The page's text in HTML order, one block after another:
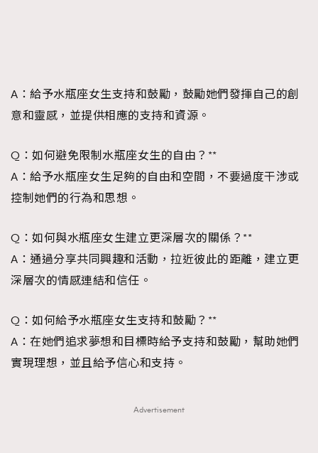
A：給予水瓶座女生支持和鼓勵，鼓勵她們發揮自己的創
意和靈感，並提供相應的支持和資源。
Q：如何避免限制水瓶座女生的自由？**
A：給予水瓶座女生足夠的自由和空間，不要過度干涉或
控制她們的行為和思想。
Q：如何與水瓶座女生建立更深層次的關係？**
A：通過分享共同興趣和活動，拉近彼此的距離，建立更
深層次的情感連結和信任。
Q：如何給予水瓶座女生支持和鼓勵？**
A：在她們追求夢想和目標時給予支持和鼓勵，幫助她們
實現理想，並且給予信心和支持。
Advertisement